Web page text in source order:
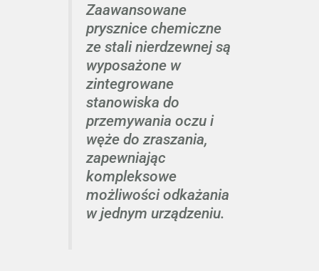
Zaawansowane
prysznice chemiczne
ze stali nierdzewnej są
wyposażone w
zintegrowane
stanowiska do
przemywania oczu i
węże do zraszania,
zapewniając
kompleksowe
możliwości odkażania
w jednym urządzeniu.